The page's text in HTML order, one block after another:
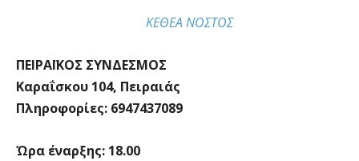
ΚΕΘΕΑ ΝΟΣΤΟΣ
ΠΕΙΡΑΪΚΟΣ ΣΥΝΔΕΣΜΟΣ
Καραΐσκου 104, Πειραιάς
Πληροφορίες: 6947437089
Ώρα έναρξης: 18.00